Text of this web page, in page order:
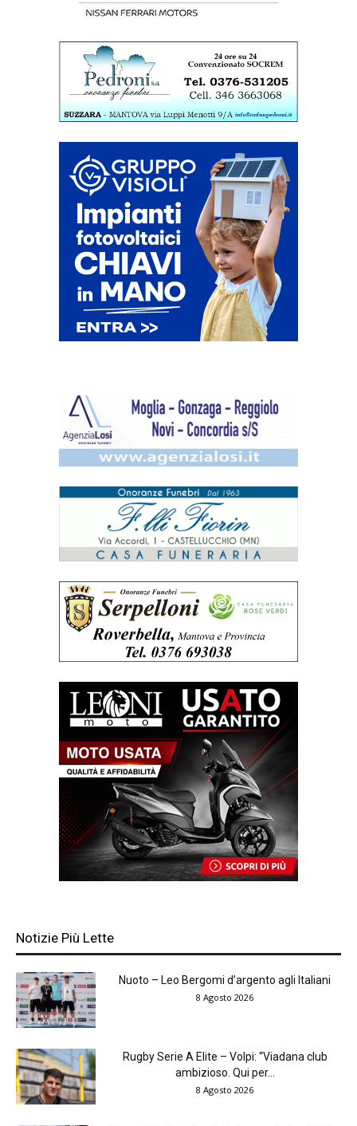
Notizie Più Lette
Nuoto – Leo Bergomi d’argento agli Italiani
8 Agosto 2026
Rugby Serie A Elite – Volpi: “Viadana club
ambizioso. Qui per...
8 Agosto 2026